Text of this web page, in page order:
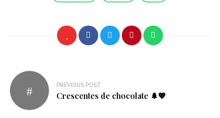
Navegação
de
artigos
PREVIOUS POST
Crescentes de chocolate 🌲💖